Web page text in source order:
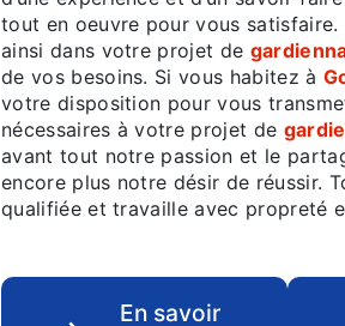
tout en oeuvre pour vous
ainsi dans votre projet de
de vos besoins. Si vous habitez à
votre disposition pour vous
nécessaires à votre projet de
avant tout notre passion et le
encore plus notre désir de réussir.
qualifiée et travaille avec propreté
En savoir